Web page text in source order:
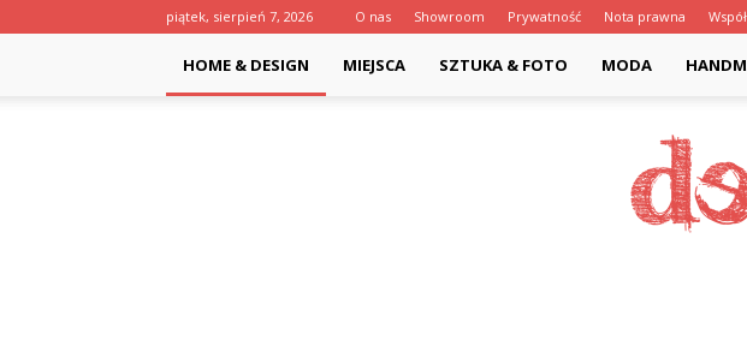
piątek, sierpień 7, 2026 O nas Showroom Prywatność Nota prawna
HOME & DESIGN MIEJSCA SZTUKA & FOTO MODA